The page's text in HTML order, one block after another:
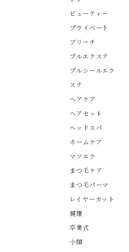
ビューティー
プライベート
ブリーチ
プルエクステ
プルシールエク
ステ
ヘアケア
ヘアセット
ヘッドスパ
ホームケア
マツエク
まつ毛ケア
まつ毛パーマ
レイヤーカット
健康
卒業式
小顔